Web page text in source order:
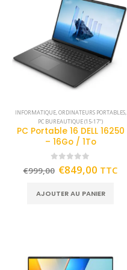
INFORMATIQUE,ORDINATEURS PORTABLES,
PC BUREAUTIQUE (15-17")
PC Portable 16 DELL 16250
– 16Go / 1To
out of 5
€999,00 €849,00 TTC
AJOUTER AU PANIER